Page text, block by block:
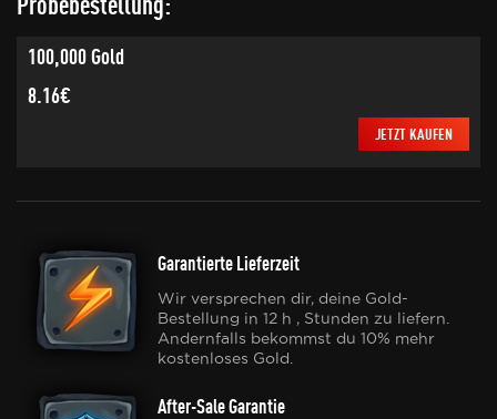
100,000 Gold
8.16€
JETZT KAUFEN
Garantierte Lieferzeit
Wir versprechen dir, deine Gold-
Bestellung in 12 h , Stunden zu liefern.
Andernfalls bekommst du 10% mehr
kostenloses Gold.
After-Sale Garantie